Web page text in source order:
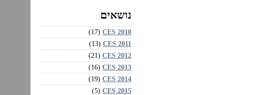
נושאים
CES 2010‏
(17)
CES 2011‏
(13)
CES 2012‏
(21)
CES 2013‏
(16)
CES 2014‏
(19)
CES 2015‏
(5)